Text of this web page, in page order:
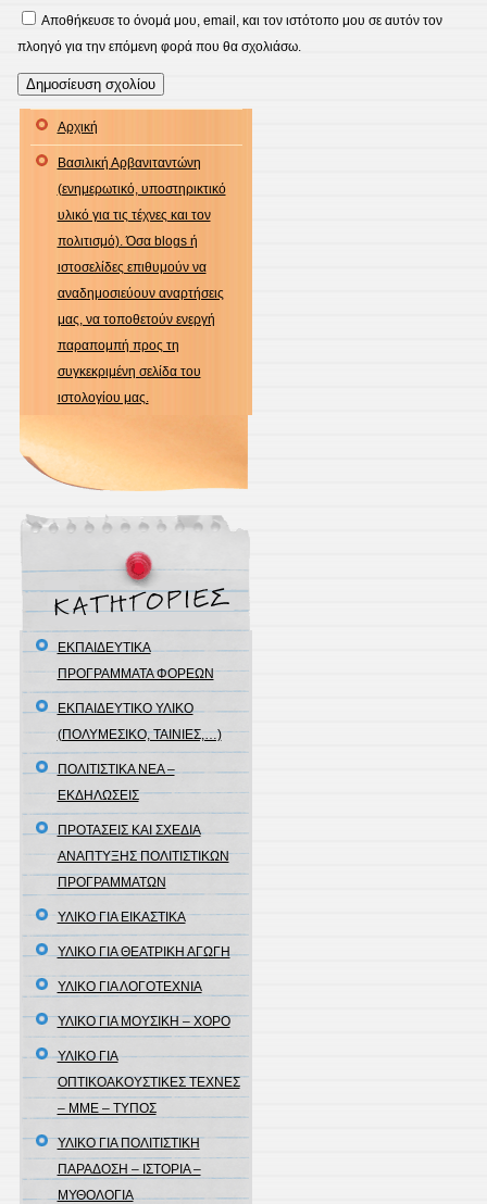
Αποθήκευσε το όνομά μου, email, και τον ιστότοπο μου σε αυτόν τον
πλοηγό για την επόμενη φορά που θα σχολιάσω.
Αρχική
Βασιλική Αρβανιταντώνη
(ενημερωτικό, υποστηρικτικό
υλικό για τις τέχνες και τον
πολιτισμό). Όσα blogs ή
ιστοσελίδες επιθυμούν να
αναδημοσιεύουν αναρτήσεις
μας, να τοποθετούν ενεργή
παραπομπή προς τη
συγκεκριμένη σελίδα του
ιστολογίου μας.
ΕΚΠΑΙΔΕΥΤΙΚΑ
ΠΡΟΓΡΑΜΜΑΤΑ ΦΟΡΕΩΝ
ΕΚΠΑΙΔΕΥΤΙΚΟ ΥΛΙΚΟ
(ΠΟΛΥΜΕΣΙΚΟ, ΤΑΙΝΙΕΣ,…)
ΠΟΛΙΤΙΣΤΙΚΑ ΝΕΑ –
ΕΚΔΗΛΩΣΕΙΣ
ΠΡΟΤΑΣΕΙΣ ΚΑΙ ΣΧΕΔΙΑ
ΑΝΑΠΤΥΞΗΣ ΠΟΛΙΤΙΣΤΙΚΩΝ
ΠΡΟΓΡΑΜΜΑΤΩΝ
ΥΛΙΚΟ ΓΙΑ ΕΙΚΑΣΤΙΚΑ
ΥΛΙΚΟ ΓΙΑ ΘΕΑΤΡΙΚΗ ΑΓΩΓΗ
ΥΛΙΚΟ ΓΙΑ ΛΟΓΟΤΕΧΝΙΑ
ΥΛΙΚΟ ΓΙΑ ΜΟΥΣΙΚΗ – ΧΟΡΟ
ΥΛΙΚΟ ΓΙΑ
ΟΠΤΙΚΟΑΚΟΥΣΤΙΚΕΣ ΤΕΧΝΕΣ
– ΜΜΕ – ΤΥΠΟΣ
ΥΛΙΚΟ ΓΙΑ ΠΟΛΙΤΙΣΤΙΚΗ
ΠΑΡΑΔΟΣΗ – ΙΣΤΟΡΙΑ –
ΜΥΘΟΛΟΓΙΑ